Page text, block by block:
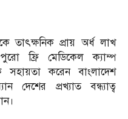
তাৎক্ষনিক প্রায় অর্ধ লাখ
ফ্রি মেডিকেল ক্যাম্প
করেন বাংলাদেশ
দেশের প্রখ‍্যাত বন্ধ্যাত্ব